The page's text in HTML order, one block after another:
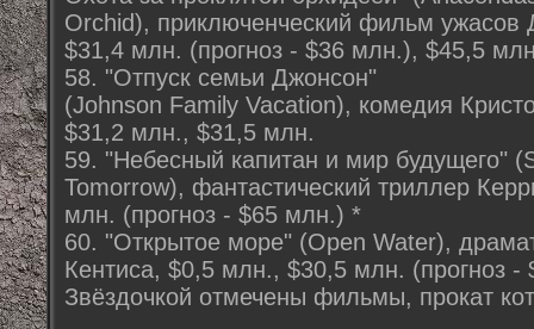
Orchid), приключенческий фильм
$31,4 млн. (прогноз - $36 млн.), $45,5
58. "Отпуск семьи Джонсон"
(Johnson Family Vacation), комедия
$31,2 млн., $31,5 млн.
59. "Небесный капитан и мир будущего"
Tomorrow), фантастический триллер
млн. (прогноз - $65 млн.) *
60. "Открытое море" (Open Water),
Кентиса, $0,5 млн., $30,5 млн. (прогноз
Звёздочкой отмечены фильмы, прокат